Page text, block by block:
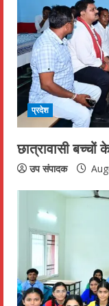
e
a
d
i
n
g
प्रदेश
छात्रावासी
उप संपादक